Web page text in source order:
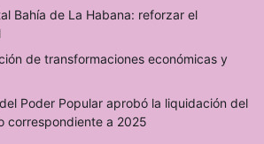
Bahía de La Habana: reforzar el
de transformaciones económicas y
Poder Popular aprobó la liquidación del
correspondiente a 2025